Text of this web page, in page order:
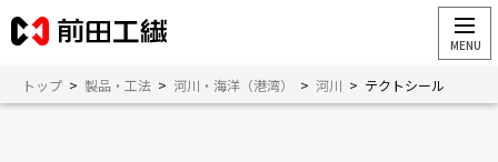
トップ > 製品・工法 > 河川・海洋（港湾） > 河川 > テクトシール